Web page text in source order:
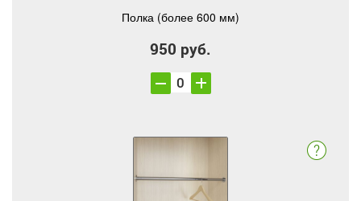
Полка (более 600 мм)
950 руб.